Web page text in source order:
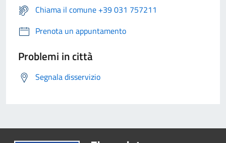
Chiama il comune +39 031 757211
Prenota un appuntamento
Problemi in città
Segnala disservizio